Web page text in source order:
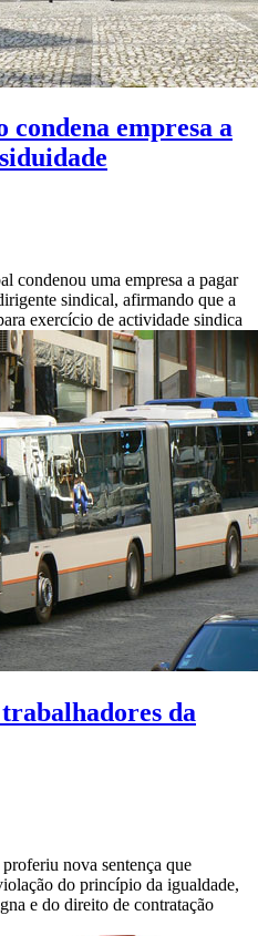
empresa a
condenou uma empresa a pagar
sindical, afirmando que a
exercício de actividade sindica
da
nova sentença que
do princípio da igualdade,
e do direito de contratação